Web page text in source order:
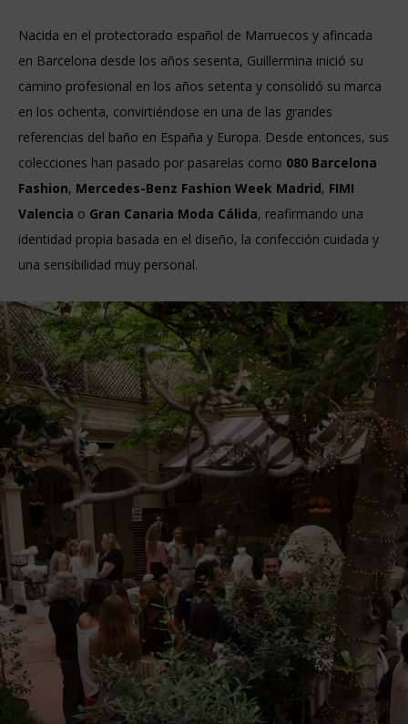
Nacida en el protectorado español de Marruecos y afincada
en Barcelona desde los años sesenta, Guillermina inició su
camino profesional en los años setenta y consolidó su marca
en los ochenta, convirtiéndose en una de las grandes
referencias del baño en España y Europa. Desde entonces, sus
colecciones han pasado por pasarelas como 080 Barcelona
Fashion, Mercedes-Benz Fashion Week Madrid, FIMI
Valencia o Gran Canaria Moda Cálida, reafirmando una
identidad propia basada en el diseño, la confección cuidada y
una sensibilidad muy personal.